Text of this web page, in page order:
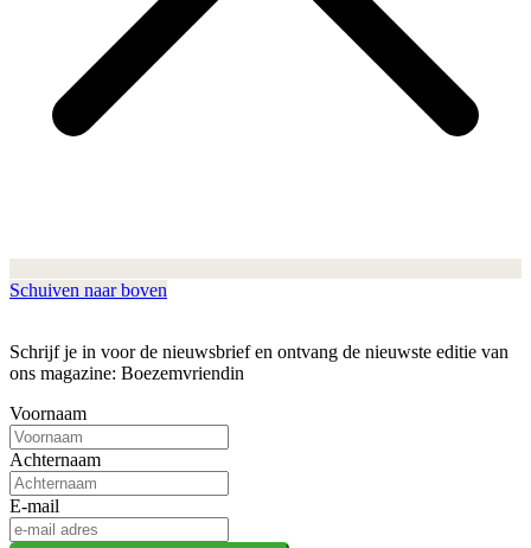
Schuiven naar boven
Schrijf je in voor de nieuwsbrief en ontvang de nieuwste editie van
ons magazine: Boezemvriendin
Voornaam
Achternaam
E-mail